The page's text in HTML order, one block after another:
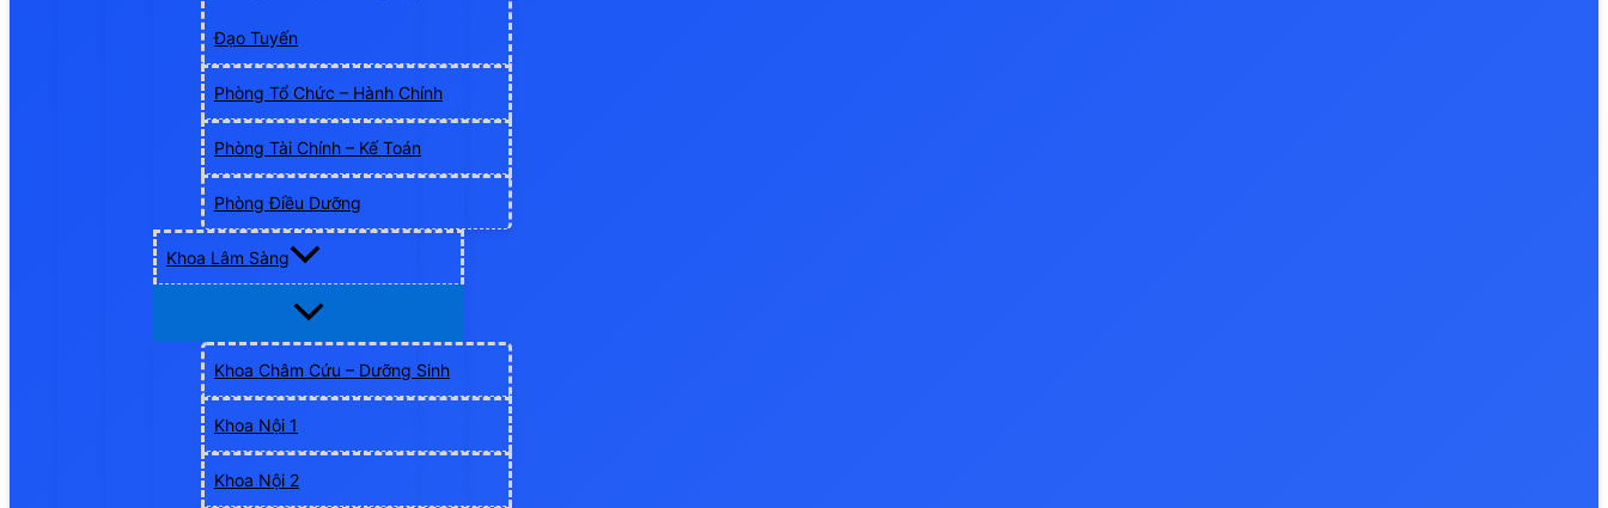
Đạo Tuyến
Phòng Tổ Chức – Hành Chính
Phòng Tài Chính – Kế Toán
Phòng Điều Dưỡng
Khoa Lâm Sàng
Khoa Châm Cứu – Dưỡng Sinh
Khoa Nội 1
Khoa Nội 2